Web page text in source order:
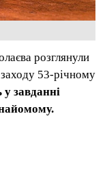
розглянули
53-річному
завданні